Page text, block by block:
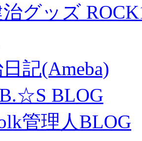
グッズ
記(Ameba)
BLOG
管理人BLOG